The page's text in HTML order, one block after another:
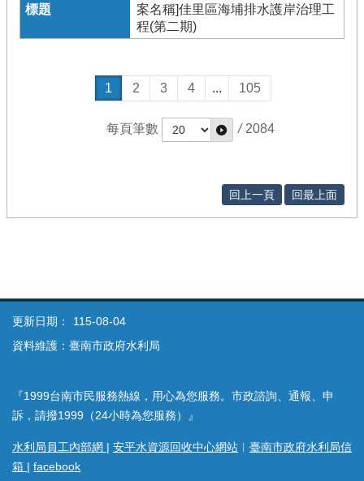
案名稱]佳里區海埔排水護岸治理工
程(第二期)
1 2 3 4 ... 105
每頁筆數 / 2084
回上一頁 回最上面
更新日期：
115-08-04
資料維護：臺南市政府水利局
『1999台南市民服務熱線，用心為您服務。市政諮詢、通報、申
訴，請撥1999（24小時為您服務）』
水利局員工內部網 | 安平水資源回收中心網站 ︱ 臺南市政府水利局信
箱 | facebook